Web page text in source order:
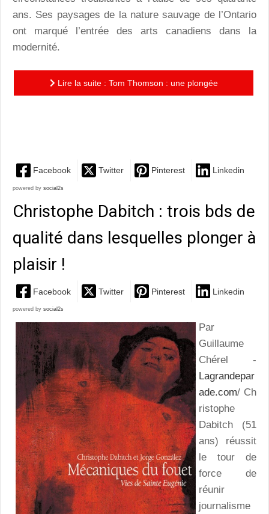
ans. Ses paysages de la nature sauvage de l’Ontario
ont marqué l’entrée des arts canadiens dans la
modernité.
Lire la suite : Tom Thomson : une plongée
Facebook Twitter Pinterest Linkedin
powered by social2s
Christophe Dabitch : trois bds de
qualité dans lesquelles plonger à
plaisir !
Facebook Twitter Pinterest Linkedin
powered by social2s
Par
Guillaume
Chérel -
Lagrandepar
ade.com/ Ch
ristophe
Dabitch (51
ans) réussit
le tour de
force de
réunir
journalisme